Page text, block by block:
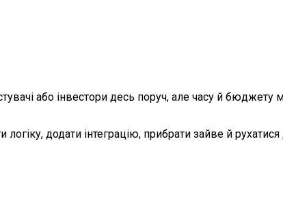
або інвестори десь поруч, але часу й
додати інтеграцію, прибрати зайве й рухатися